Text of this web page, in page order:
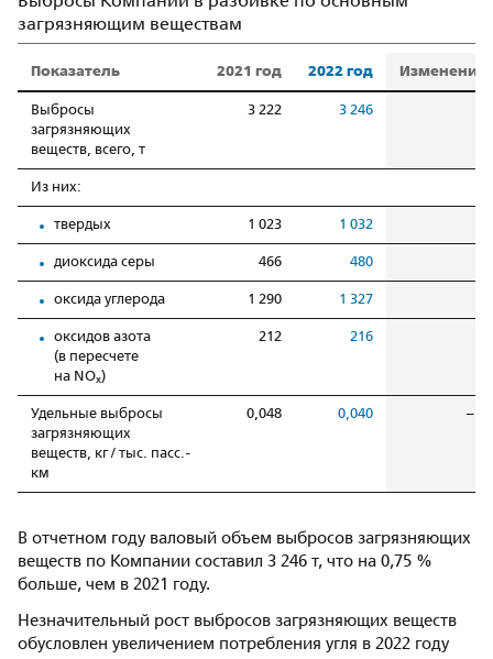
загрязняющим веществам
Показатель 2021 год 2022 год Изменение,
Выбросы
загрязняющих
веществ, всего, т
3 222 3 246
Из них:
твердых 1 023 1 032
диоксида серы 466 480
оксида углерода 1 290 1 327
оксидов азота
(в пересчете
на NOx)
212 216
Удельные выбросы
загрязняющих
веществ, кг / тыс. пасс.-
км
0,048 0,040
В отчетном году валовый объем выбросов загрязняющих
веществ по Компании составил 3 246 т, что на 0,75 %
больше, чем в 2021 году.
Незначительный рост выбросов загрязняющих веществ
обусловлен увеличением потребления угля в 2022 году